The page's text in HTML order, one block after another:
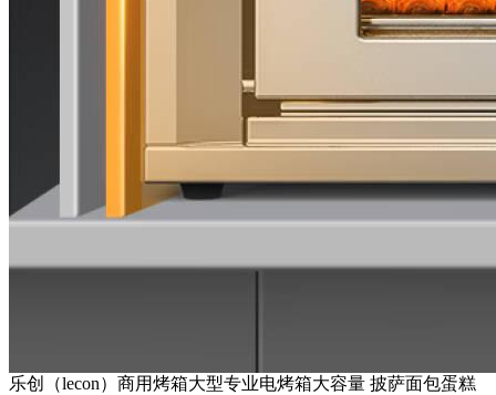
乐创（lecon）商用烤箱大型专业电烤箱大容量 披萨面包蛋糕